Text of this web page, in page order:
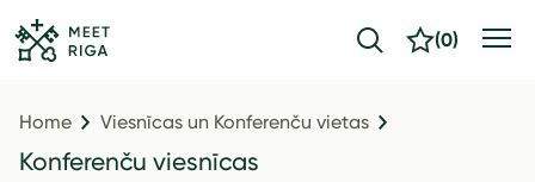
(0)
Home Viesnīcas un Konferenču vietas
Konferenču viesnīcas